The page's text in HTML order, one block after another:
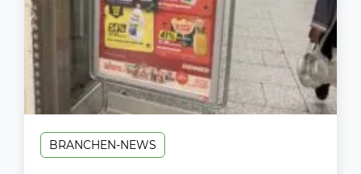
BRANCHEN-NEWS